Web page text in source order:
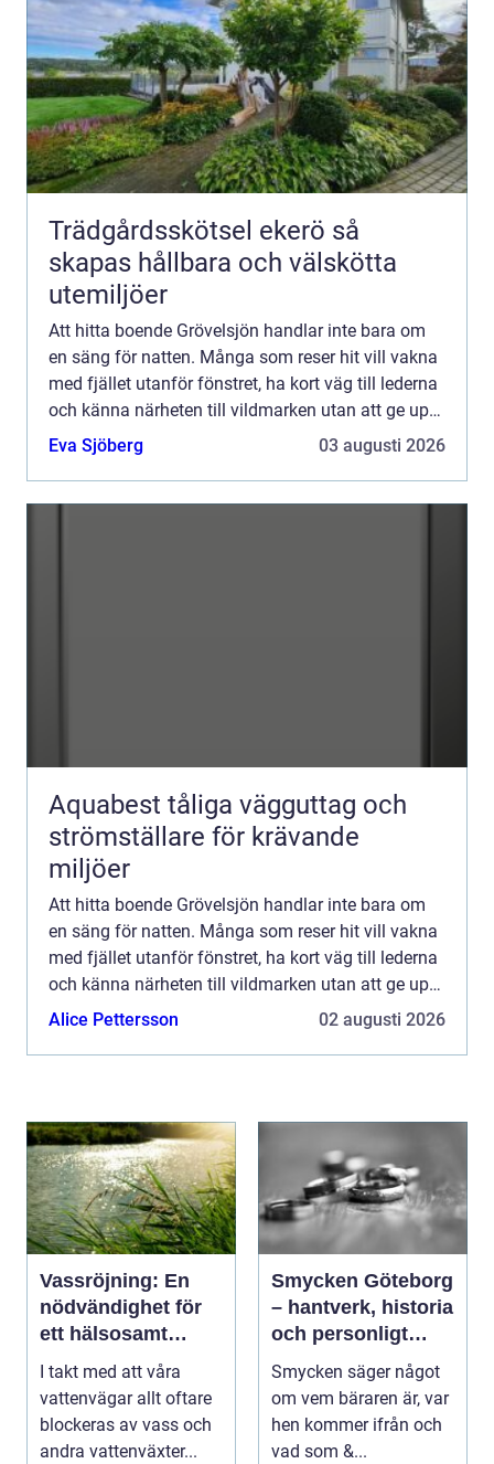
Trädgårdsskötsel ekerö så
skapas hållbara och välskötta
utemiljöer
Att hitta boende Grövelsjön handlar inte bara om
en säng för natten. Många som reser hit vill vakna
med fjället utanför fönstret, ha kort väg till lederna
och känna närheten till vildmarken utan att ge upp
bekvämligheten. Grövelsjön erbjuder en ovanl...
Eva Sjöberg 03 augusti 2026
Aquabest tåliga vägguttag och
strömställare för krävande
miljöer
Att hitta boende Grövelsjön handlar inte bara om
en säng för natten. Många som reser hit vill vakna
med fjället utanför fönstret, ha kort väg till lederna
och känna närheten till vildmarken utan att ge upp
bekvämligheten. Grövelsjön erbjuder en ovanl...
Alice Pettersson 02 augusti 2026
Vassröjning: En
nödvändighet för
ett hälsosamt
vattenlandskap
I takt med att våra
vattenvägar allt oftare
blockeras av vass och
andra vattenväxter...
Smycken Göteborg
– hantverk, historia
och personligt
uttryck
Smycken säger något
om vem bäraren är, var
hen kommer ifrån och
vad som &...